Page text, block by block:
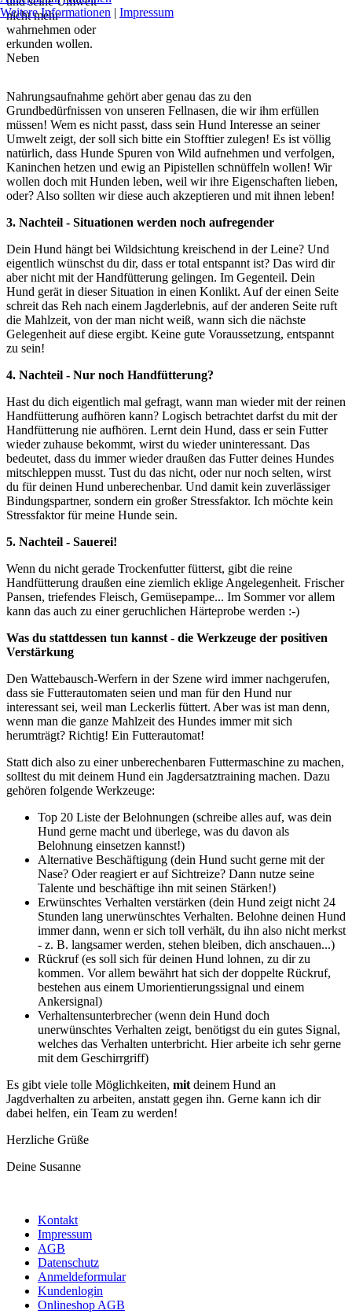
nicht mehr
wahrnehmen oder
erkunden wollen.
Neben
Nahrungsaufnahme gehört aber genau das zu den
Grundbedürfnissen von unseren Fellnasen, die wir ihm erfüllen
müssen! Wem es nicht passt, dass sein Hund Interesse an seiner
Umwelt zeigt, der soll sich bitte ein Stofftier zulegen! Es ist völlig
natürlich, dass Hunde Spuren von Wild aufnehmen und verfolgen,
Kaninchen hetzen und ewig an Pipistellen schnüffeln wollen! Wir
wollen doch mit Hunden leben, weil wir ihre Eigenschaften lieben,
oder? Also sollten wir diese auch akzeptieren und mit ihnen leben!
3. Nachteil - Situationen werden noch aufregender
Dein Hund hängt bei Wildsichtung kreischend in der Leine? Und
eigentlich wünschst du dir, dass er total entspannt ist? Das wird dir
aber nicht mit der Handfütterung gelingen. Im Gegenteil. Dein
Hund gerät in dieser Situation in einen Konlikt. Auf der einen Seite
schreit das Reh nach einem Jagderlebnis, auf der anderen Seite ruft
die Mahlzeit, von der man nicht weiß, wann sich die nächste
Gelegenheit auf diese ergibt. Keine gute Voraussetzung, entspannt
zu sein!
4. Nachteil - Nur noch Handfütterung?
Hast du dich eigentlich mal gefragt, wann man wieder mit der reinen
Handfütterung aufhören kann? Logisch betrachtet darfst du mit der
Handfütterung nie aufhören. Lernt dein Hund, dass er sein Futter
wieder zuhause bekommt, wirst du wieder uninteressant. Das
bedeutet, dass du immer wieder draußen das Futter deines Hundes
mitschleppen musst. Tust du das nicht, oder nur noch selten, wirst
du für deinen Hund unberechenbar. Und damit kein zuverlässiger
Bindungspartner, sondern ein großer Stressfaktor. Ich möchte kein
Stressfaktor für meine Hunde sein.
5. Nachteil - Sauerei!
Wenn du nicht gerade Trockenfutter fütterst, gibt die reine
Handfütterung draußen eine ziemlich eklige Angelegenheit. Frischer
Pansen, triefendes Fleisch, Gemüsepampe... Im Sommer vor allem
kann das auch zu einer geruchlichen Härteprobe werden :-)
Was du stattdessen tun kannst - die Werkzeuge der positiven
Verstärkung
Den Wattebausch-Werfern in der Szene wird immer nachgerufen,
dass sie Futterautomaten seien und man für den Hund nur
interessant sei, weil man Leckerlis füttert. Aber was ist man denn,
wenn man die ganze Mahlzeit des Hundes immer mit sich
herumträgt? Richtig! Ein Futterautomat!
Statt dich also zu einer unberechenbaren Futtermaschine zu machen,
solltest du mit deinem Hund ein Jagdersatztraining machen. Dazu
gehören folgende Werkzeuge:
Top 20 Liste der Belohnungen (schreibe alles auf, was dein
Hund gerne macht und überlege, was du davon als
Belohnung einsetzen kannst!)
Alternative Beschäftigung (dein Hund sucht gerne mit der
Nase? Oder reagiert er auf Sichtreize? Dann nutze seine
Talente und beschäftige ihn mit seinen Stärken!)
Erwünschtes Verhalten verstärken (dein Hund zeigt nicht 24
Stunden lang unerwünschtes Verhalten. Belohne deinen Hund
immer dann, wenn er sich toll verhält, du ihn also nicht merkst
- z. B. langsamer werden, stehen bleiben, dich anschauen...)
Rückruf (es soll sich für deinen Hund lohnen, zu dir zu
kommen. Vor allem bewährt hat sich der doppelte Rückruf,
bestehen aus einem Umorientierungssignal und einem
Ankersignal)
Verhaltensunterbrecher (wenn dein Hund doch
unerwünschtes Verhalten zeigt, benötigst du ein gutes Signal,
welches das Verhalten unterbricht. Hier arbeite ich sehr gerne
mit dem Geschirrgriff)
Es gibt viele tolle Möglichkeiten, mit deinem Hund an
Jagdverhalten zu arbeiten, anstatt gegen ihn. Gerne kann ich dir
dabei helfen, ein Team zu werden!
Herzliche Grüße
Deine Susanne
Kontakt
Impressum
AGB
Datenschutz
Anmeldeformular
Kundenlogin
Onlineshop AGB
Weitere Informationen | Impressum